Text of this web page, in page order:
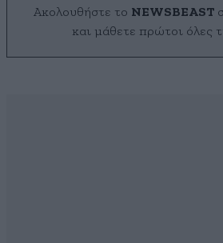
Ακολουθήστε το NEWSBEAST
και μάθετε πρώτοι όλες